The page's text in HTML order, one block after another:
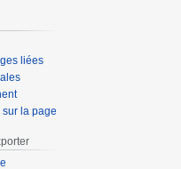
liées
sur la page